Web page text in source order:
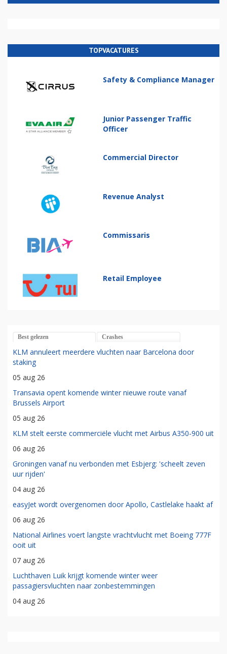
TOPVACATURES
Safety & Compliance Manager
Junior Passenger Traffic
Officer
Commercial Director
Revenue Analyst
Commissaris
Retail Employee
Best gelezen Crashes
KLM annuleert meerdere vluchten naar Barcelona door
staking
05 aug 26
Transavia opent komende winter nieuwe route vanaf
Brussels Airport
05 aug 26
KLM stelt eerste commerciële vlucht met Airbus A350-900 uit
06 aug 26
Groningen vanaf nu verbonden met Esbjerg: 'scheelt zeven
uur rijden'
04 aug 26
easyJet wordt overgenomen door Apollo, Castlelake haakt af
06 aug 26
National Airlines voert langste vrachtvlucht met Boeing 777F
ooit uit
07 aug 26
Luchthaven Luik krijgt komende winter weer
passagiersvluchten naar zonbestemmingen
04 aug 26